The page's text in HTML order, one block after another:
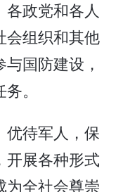
政党和各人
会组织和其他
国防建设，
。
待军人，保
开展各种形式
为全社会尊崇